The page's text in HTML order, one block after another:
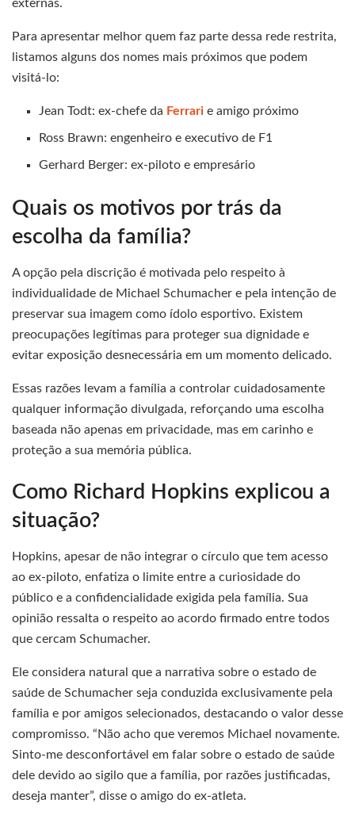
externas.
Para apresentar melhor quem faz parte dessa rede restrita,
listamos alguns dos nomes mais próximos que podem
visitá-lo:
Jean Todt: ex-chefe da Ferrari e amigo próximo
Ross Brawn: engenheiro e executivo de F1
Gerhard Berger: ex-piloto e empresário
Quais os motivos por trás da
escolha da família?
A opção pela discrição é motivada pelo respeito à
individualidade de Michael Schumacher e pela intenção de
preservar sua imagem como ídolo esportivo. Existem
preocupações legítimas para proteger sua dignidade e
evitar exposição desnecessária em um momento delicado.
Essas razões levam a família a controlar cuidadosamente
qualquer informação divulgada, reforçando uma escolha
baseada não apenas em privacidade, mas em carinho e
proteção a sua memória pública.
Como Richard Hopkins explicou a
situação?
Hopkins, apesar de não integrar o círculo que tem acesso
ao ex-piloto, enfatiza o limite entre a curiosidade do
público e a confidencialidade exigida pela família. Sua
opinião ressalta o respeito ao acordo firmado entre todos
que cercam Schumacher.
Ele considera natural que a narrativa sobre o estado de
saúde de Schumacher seja conduzida exclusivamente pela
família e por amigos selecionados, destacando o valor desse
compromisso. “Não acho que veremos Michael novamente.
Sinto-me desconfortável em falar sobre o estado de saúde
dele devido ao sigilo que a família, por razões justificadas,
deseja manter”, disse o amigo do ex-atleta.